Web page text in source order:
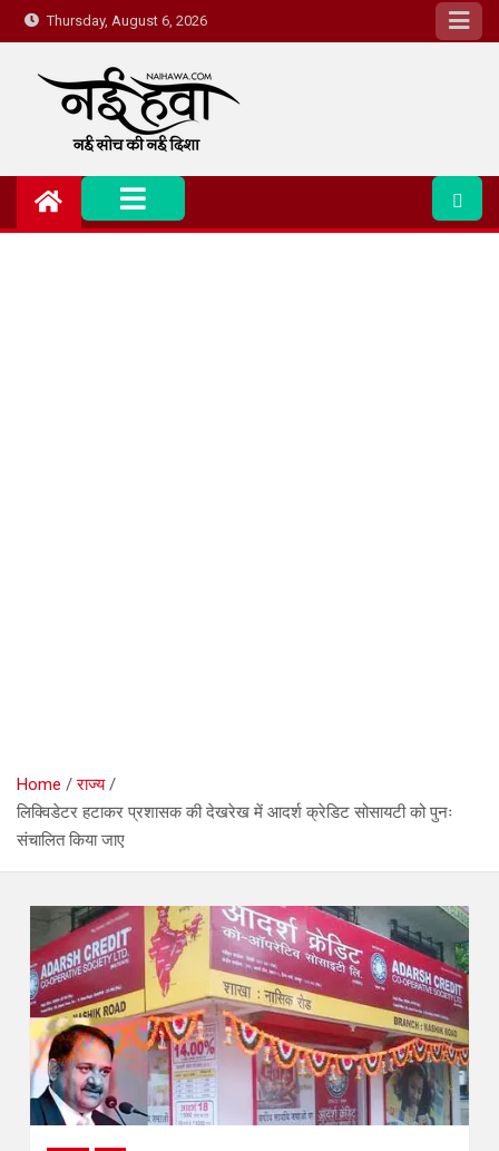
Thursday, August 6, 2026
Nai Hawa
Home
राज्य
लिक्विडेटर हटाकर प्रशासक की देखरेख में आदर्श क्रेडिट सोसायटी को पुनः
संचालित किया जाए